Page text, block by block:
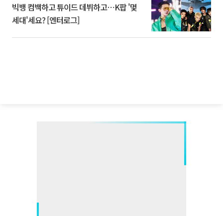
빅뱅 컴백하고 튜이드 데뷔하고⋯K팝 '몇
세대'세요? [엔터로그]